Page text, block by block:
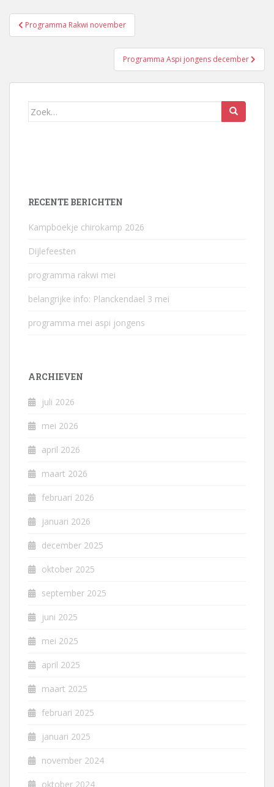
Bericht
navigatie
Programma Rakwi november
Programma Aspi jongens december
Zoek
RECENTE BERICHTEN
Kampboekje chirokamp 2026
Dijlefeesten
programma rakwi mei
belangrijke info: Planckendael 3 mei
programma mei aspi jongens
ARCHIEVEN
juli 2026
mei 2026
april 2026
maart 2026
februari 2026
januari 2026
december 2025
oktober 2025
september 2025
juni 2025
mei 2025
april 2025
maart 2025
februari 2025
januari 2025
november 2024
oktober 2024